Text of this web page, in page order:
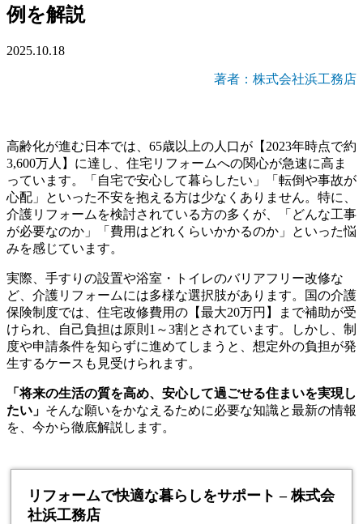
例を解説
2025.10.18
著者：株式会社浜工務店
高齢化が進む日本では、65歳以上の人口が【2023年時点で約
3,600万人】に達し、住宅リフォームへの関心が急速に高ま
っています。「自宅で安心して暮らしたい」「転倒や事故が
心配」といった不安を抱える方は少なくありません。特に、
介護リフォームを検討されている方の多くが、「どんな工事
が必要なのか」「費用はどれくらいかかるのか」といった悩
みを感じています。
実際、手すりの設置や浴室・トイレのバリアフリー改修な
ど、介護リフォームには多様な選択肢があります。国の介護
保険制度では、住宅改修費用の【最大20万円】まで補助が受
けられ、自己負担は原則1～3割とされています。しかし、制
度や申請条件を知らずに進めてしまうと、想定外の負担が発
生するケースも見受けられます。
「将来の生活の質を高め、安心して過ごせる住まいを実現し
たい」 そんな願いをかなえるために必要な知識と最新の情報
を、今から徹底解説します。
リフォームで快適な暮らしをサポート – 株式会
社浜工務店